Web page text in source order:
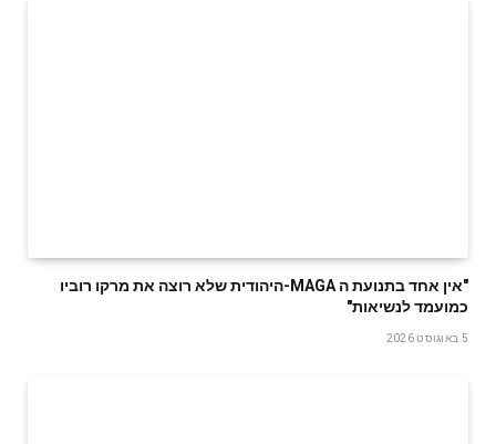
‬כמועמד‭ ‬לנשיאות‭"‬
5 באוגוסט 2026